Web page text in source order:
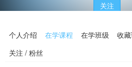
关注
个人介绍 在学课程 在学班级 收
关注 / 粉丝